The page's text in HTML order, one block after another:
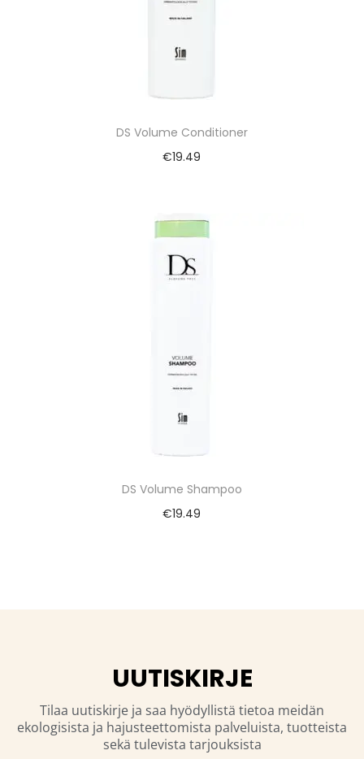
DS Volume Conditioner
€19.49
DS Volume Shampoo
€19.49
UUTISKIRJE
Tilaa uutiskirje ja saa hyödyllistä tietoa meidän
ekologisista ja hajusteettomista palveluista, tuotteista
sekä tulevista tarjouksista